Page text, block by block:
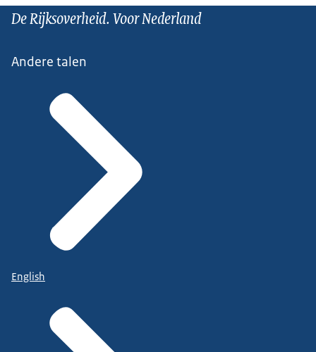
De Rijksoverheid. Voor Nederland
Andere talen
English